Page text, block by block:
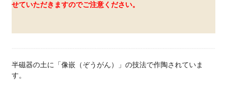
せていただきますのでご注意ください。
半磁器の土に「像嵌（ぞうがん）」の技法で作陶されていま
す。